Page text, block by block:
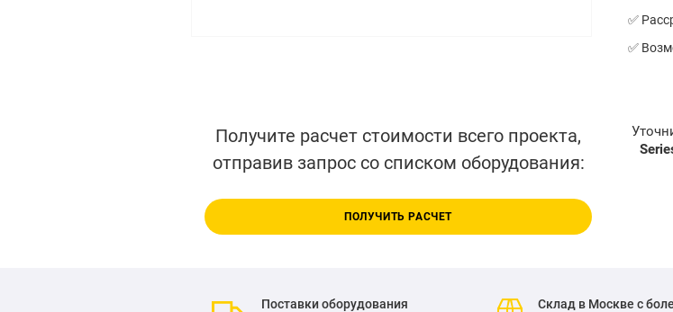
✅
✅
Получите расчет стоимости всего проекта,
отправив запрос со списком оборудования:
ПОЛУЧИТЬ РАСЧЕТ
Поставки оборудования
Склад в Москве с